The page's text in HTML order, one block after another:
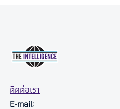
ติดต่อเรา
E-mail: